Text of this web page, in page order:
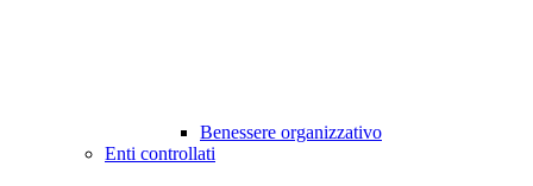
Benessere organizzativo
Enti controllati